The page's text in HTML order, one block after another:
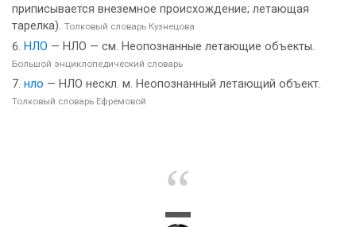
приписывается внеземное происхождение; летающая
тарелка). Толковый словарь Кузнецова
НЛО — НЛО — см. Неопознанные летающие объекты.
Большой энциклопедический словарь
нло — НЛО нескл. м. Неопознанный летающий объект.
Толковый словарь Ефремовой